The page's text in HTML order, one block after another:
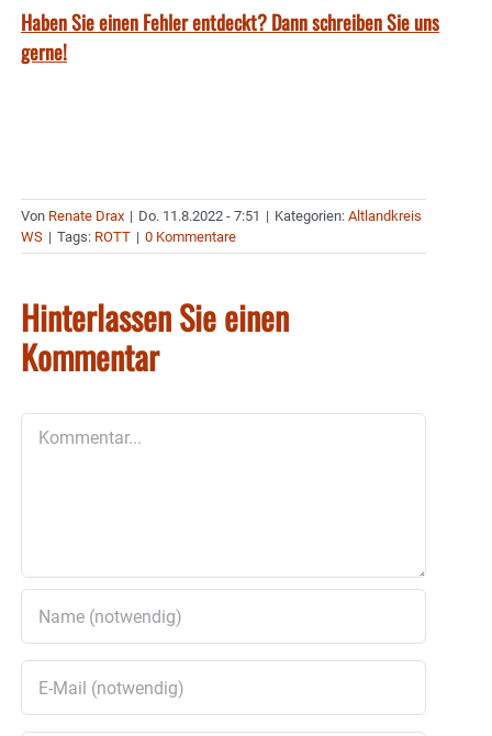
Haben Sie einen Fehler entdeckt? Dann schreiben Sie uns
gerne!
Von Renate Drax | Do. 11.8.2022 - 7:51 | Kategorien: Altlandkreis
WS | Tags: ROTT | 0 Kommentare
Hinterlassen Sie einen
Kommentar